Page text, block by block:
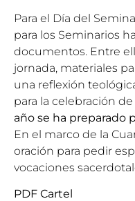
Para el Día del
para los Seminarios
documentos. Entre
jornada, materiales
una reflexión
para la celebración
año se ha preparado
En el marco de la
oración para pedir
vocaciones
PDF Cartel